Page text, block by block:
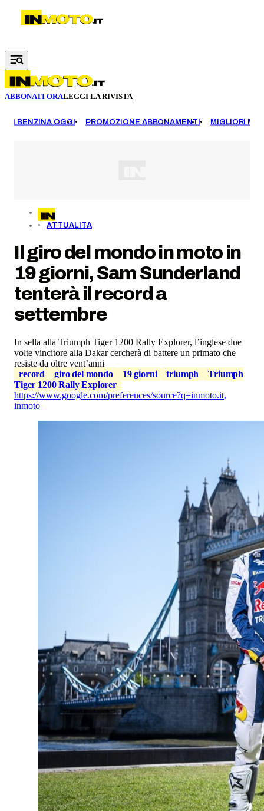
Vai al contenuto principale
ABBONATI ORALEGGI LA RIVISTA
BENZINA OGGI PROMOZIONE ABBONAMENTI MIGLIORI
ATTUALITA
Il giro del mondo in moto in
19 giorni, Sam Sunderland
tenterà il record a
settembre
In sella alla Triumph Tiger 1200 Rally Explorer, l’inglese due
volte vincitore alla Dakar cercherà di battere un primato che
resiste da oltre vent’anni
record
giro del mondo 19 giorni triumph
Triumph
Tiger 1200 Rally Explorer
https://www.google.com/preferences/source?q=inmoto.it,
inmoto